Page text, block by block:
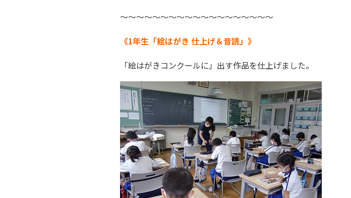
～～～～～～～～～～～～～～～～～～～
《1年生「絵はがき 仕上げ＆音読」》
「絵はがきコンクールに」出す作品を仕上げました。